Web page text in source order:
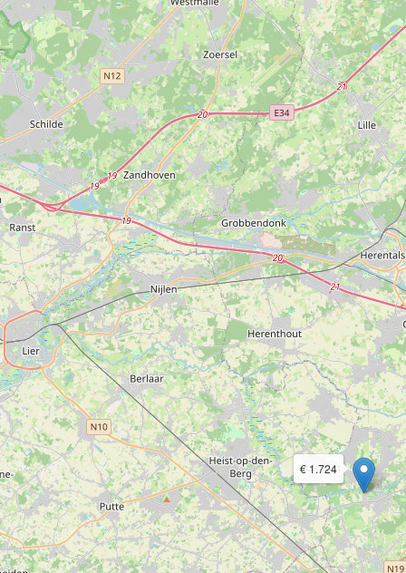
€ 1.724